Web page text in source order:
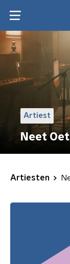
Artiest
Neet
Artiesten